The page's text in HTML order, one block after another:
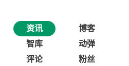
资讯 博客
智库
动弹
评论
粉丝